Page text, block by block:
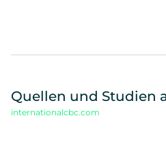
Quellen und Studien
internationalcbc.com